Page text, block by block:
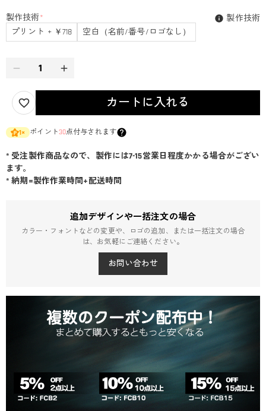
製作技術*
プリント + ￥718
空白（名前/番号/ロゴなし）
製作技術
カートに入れる
1× ポイント30点付与されます
* 受注製作商品なので、製作には7-15営業日程度かかる場合がござい
ます。
* 納期=製作作業時間+配送時間
追加デザインや一括注文の場合
カラー・フォントなどの変更や、ロゴの追加、または一括注文の場合
は、お気軽にご連絡ください。
お問い合わせ